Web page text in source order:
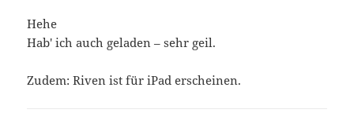
Hehe
Hab' ich auch geladen – sehr geil.
Zudem: Riven ist für iPad erscheinen.